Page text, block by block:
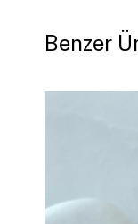
Benzer